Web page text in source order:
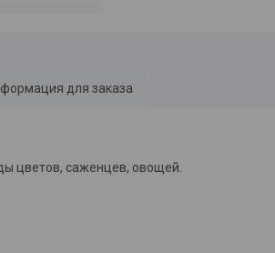
для заказа
цветов, саженцев, овощей.